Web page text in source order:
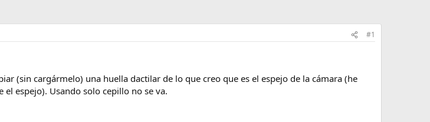
#1
(sin cargármelo) una huella dactilar de lo que creo que es el espejo de la cámara (he
espejo). Usando solo cepillo no se va.